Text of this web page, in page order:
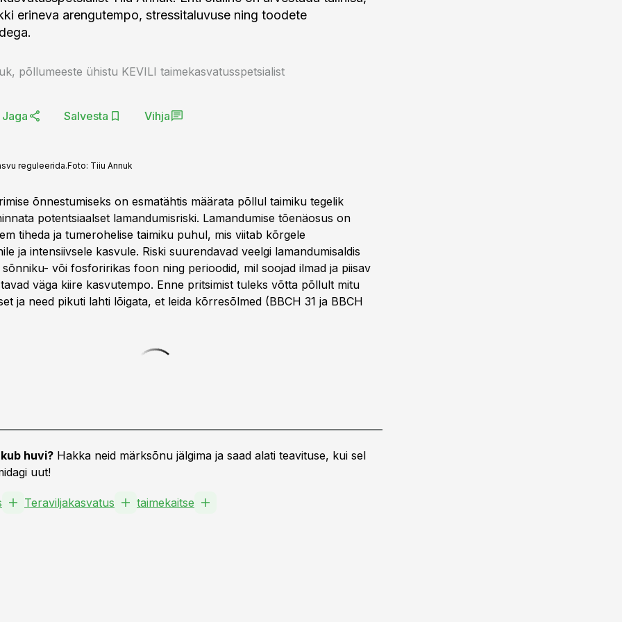
erineva arengutempo, stressitaluvuse ning toodete
põllumeeste ühistu KEVILI taimekasvatusspetsialist
Jaga Salvesta Vihja
reguleerida.Foto: Tiiu Annuk
õnnestumiseks on esmatähtis määrata põllul taimiku tegelik
potentsiaalset lamandumisriski. Lamandumise tõenäosus on
tiheda ja tumerohelise taimiku puhul, mis viitab kõrgele
ja intensiivsele kasvule. Riski suurendavad veelgi lamandumisaldis
või fosforirikas foon ning perioodid, mil soojad ilmad ja piisav
väga kiire kasvutempo. Enne pritsimist tuleks võtta põllult mitu
ja need pikuti lahti lõigata, et leida kõrresõlmed (BBCH 31 ja BBCH
huvi? Hakka neid märksõnu jälgima ja saad alati teavituse, kui sel
uut!
Teraviljakasvatus taimekaitse